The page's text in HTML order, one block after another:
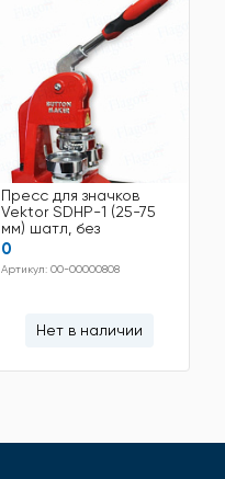
Пресс для значков
Vektor SDHP-1 (25-75
мм) шатл, без
инструмента
0
Артикул: 00-00000808
Нет в наличии